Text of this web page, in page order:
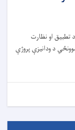
تطبیق او نظارت
د ودانیزې پروژې